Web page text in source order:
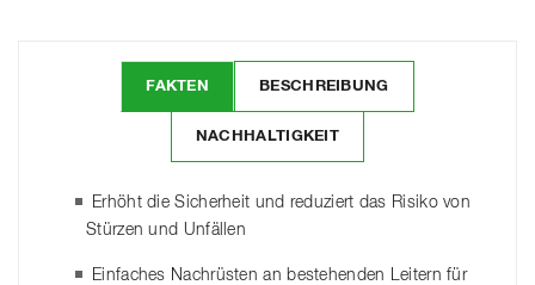
FAKTEN BESCHREIBUNG
NACHHALTIGKEIT
Erhöht die Sicherheit und reduziert das Risiko von
Stürzen und Unfällen
Einfaches Nachrüsten an bestehenden Leitern für